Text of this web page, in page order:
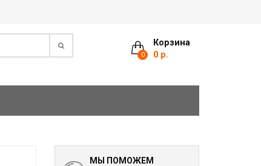
Корзина
0 0 р.
МЫ ПОМОЖЕМ